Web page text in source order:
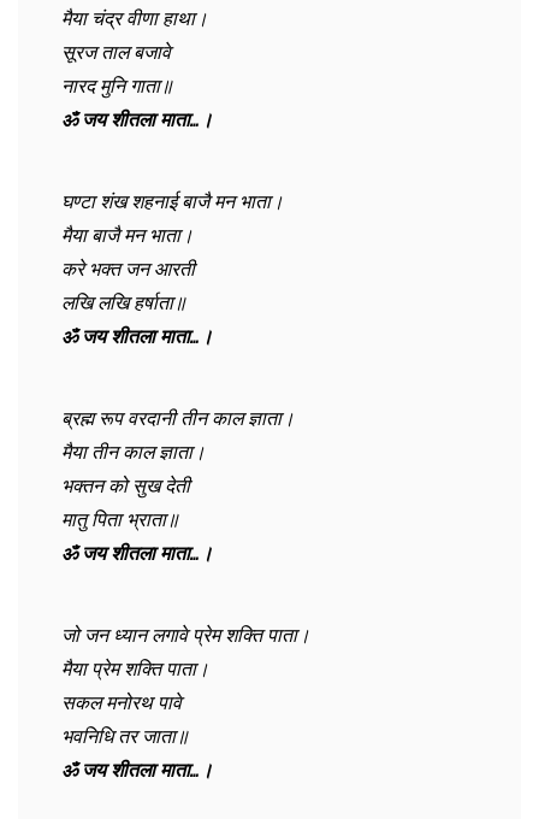
मैया चंद्र वीणा हाथा।
सूरज ताल बजावे
नारद मुनि गाता॥
ॐ जय शीतला माता…।
घण्टा शंख शहनाई बाजै मन भाता।
मैया बाजै मन भाता।
करे भक्त जन आरती
लखि लखि हर्षाता॥
ॐ जय शीतला माता…।
ब्रह्म रूप वरदानी तीन काल ज्ञाता।
मैया तीन काल ज्ञाता।
भक्तन को सुख देती
मातु पिता भ्राता॥
ॐ जय शीतला माता…।
जो जन ध्यान लगावे प्रेम शक्ति पाता।
मैया प्रेम शक्ति पाता।
सकल मनोरथ पावे
भवनिधि तर जाता॥
ॐ जय शीतला माता…।